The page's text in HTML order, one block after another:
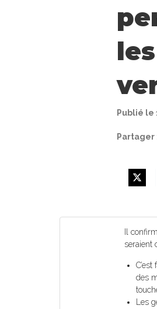
Publié le
Partager
Twitter
Il
seraient
des
Les